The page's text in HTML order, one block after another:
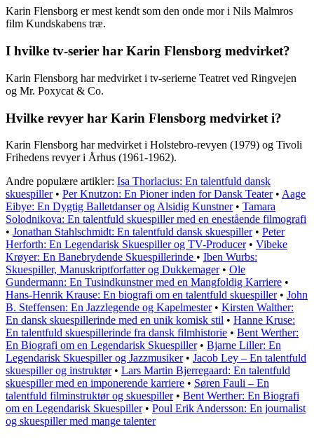
Karin Flensborg er mest kendt som den onde mor i Nils Malmros
film Kundskabens træ.
I hvilke tv-serier har Karin Flensborg medvirket?
Karin Flensborg har medvirket i tv-serierne Teatret ved Ringvejen
og Mr. Poxycat & Co.
Hvilke revyer har Karin Flensborg medvirket i?
Karin Flensborg har medvirket i Holstebro-revyen (1979) og Tivoli
Frihedens revyer i Århus (1961-1962).
Andre populære artikler: Isa Thorlacius: En talentfuld dansk
skuespiller• Per Knutzon: En Pioner inden for Dansk Teater• Aage
Eibye: En Dygtig Balletdanser og Alsidig Kunstner• Tamara
Solodnikova: En talentfuld skuespiller med en enestående filmografi
• Jonathan Stahlschmidt: En talentfuld dansk skuespiller• Peter
Herforth: En Legendarisk Skuespiller og TV-Producer• Vibeke
Krøyer: En Banebrydende Skuespillerinde • Iben Wurbs:
Skuespiller, Manuskriptforfatter og Dukkemager• Ole
Gundermann: En Tusindkunstner med en Mangfoldig Karriere •
Hans-Henrik Krause: En biografi om en talentfuld skuespiller• John
B. Steffensen: En Jazzlegende og Kapelmester• Kirsten Walther:
En dansk skuespillerinde med en unik komisk stil • Hanne Kruse:
En talentfuld skuespillerinde fra dansk filmhistorie • Bent Werther:
En Biografi om en Legendarisk Skuespiller• Bjarne Liller: En
Legendarisk Skuespiller og Jazzmusiker• Jacob Ley – En talentfuld
skuespiller og instruktør• Lars Martin Bjerregaard: En talentfuld
skuespiller med en imponerende karriere • Søren Fauli – En
talentfuld filminstruktør og skuespiller• Bent Werther: En Biografi
om en Legendarisk Skuespiller• Poul Erik Andersson: En journalist
og skuespiller med mange talenter